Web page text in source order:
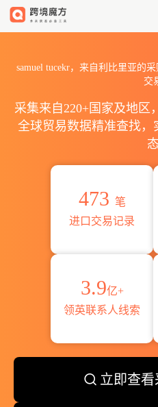
samuel tucekr，来自利比里亚的
交
采集来自220+国家及地区
全球贸易数据精准查找
态
473 笔
进口交易记录
3.9亿+
领英联系人线索
立即查